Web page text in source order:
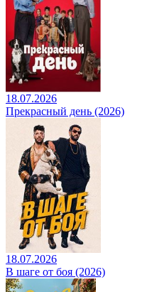
18.07.2026
Прекрасный день (2026)
18.07.2026
В шаге от боя (2026)